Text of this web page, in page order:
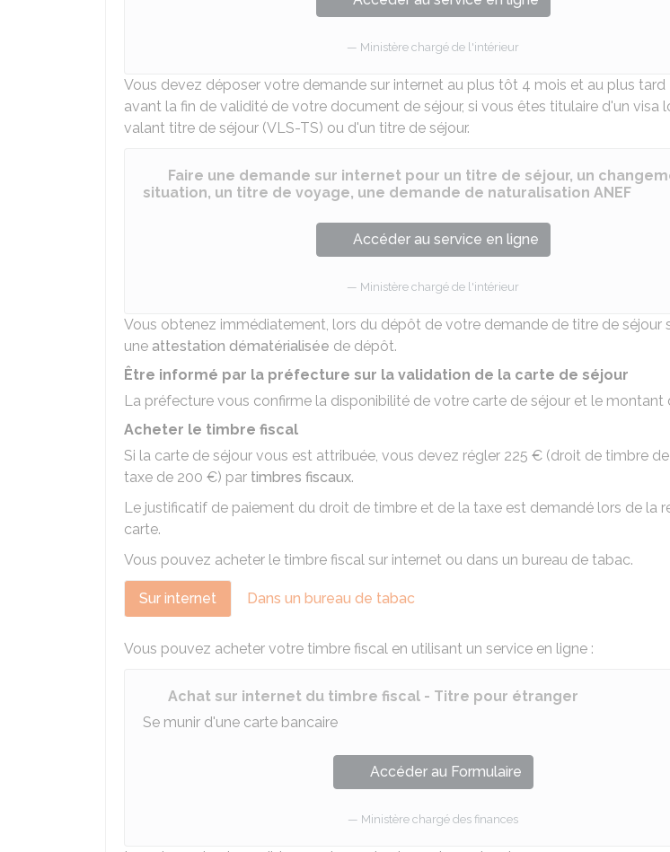
Ministère chargé de l'intérieur
Vous devez déposer votre demande sur internet au plus tôt 4 mois et au plus tard
avant la fin de validité de votre document de séjour, si vous êtes titulaire d'un visa
valant titre de séjour (VLS-TS) ou d'un titre de séjour.
Faire une demande sur internet pour un titre de séjour, un
situation, un titre de voyage, une demande de naturalisation ANEF
Accéder au service en ligne
Ministère chargé de l'intérieur
Vous obtenez immédiatement, lors du dépôt de votre demande de titre de séjour
une attestation dématérialisée de dépôt.
Être informé par la préfecture sur la validation de la carte de séjour
La préfecture vous confirme la disponibilité de votre carte de séjour et le montant
Acheter le timbre fiscal
Si la carte de séjour vous est attribuée, vous devez régler 225 € (droit de timbre de
taxe de 200 €) par timbres fiscaux.
Le justificatif de paiement du droit de timbre et de la taxe est demandé lors de la
carte.
Vous pouvez acheter le timbre fiscal sur internet ou dans un bureau de tabac.
Sur internet Dans un bureau de tabac
Vous pouvez acheter votre timbre fiscal en utilisant un service en ligne :
Achat sur internet du timbre fiscal - Titre pour étranger
Se munir d'une carte bancaire
Accéder au Formulaire
Ministère chargé des finances